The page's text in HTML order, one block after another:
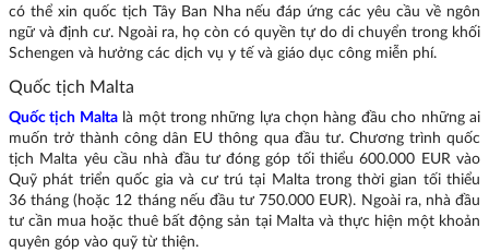
có thể xin quốc tịch Tây Ban Nha nếu đáp ứng các yêu cầu về ngôn
ngữ và định cư. Ngoài ra, họ còn có quyền tự do di chuyển trong khối
Schengen và hưởng các dịch vụ y tế và giáo dục công miễn phí.
Quốc tịch Malta
Quốc tịch Maltalà một trong những lựa chọn hàng đầu cho những ai
muốn trở thành công dân EU thông qua đầu tư. Chương trình quốc
tịch Malta yêu cầu nhà đầu tư đóng góp tối thiểu 600.000 EUR vào
Quỹ phát triển quốc gia và cư trú tại Malta trong thời gian tối thiểu
36 tháng (hoặc 12 tháng nếu đầu tư 750.000 EUR). Ngoài ra, nhà đầu
tư cần mua hoặc thuê bất động sản tại Malta và thực hiện một khoản
quyên góp vào quỹ từ thiện.